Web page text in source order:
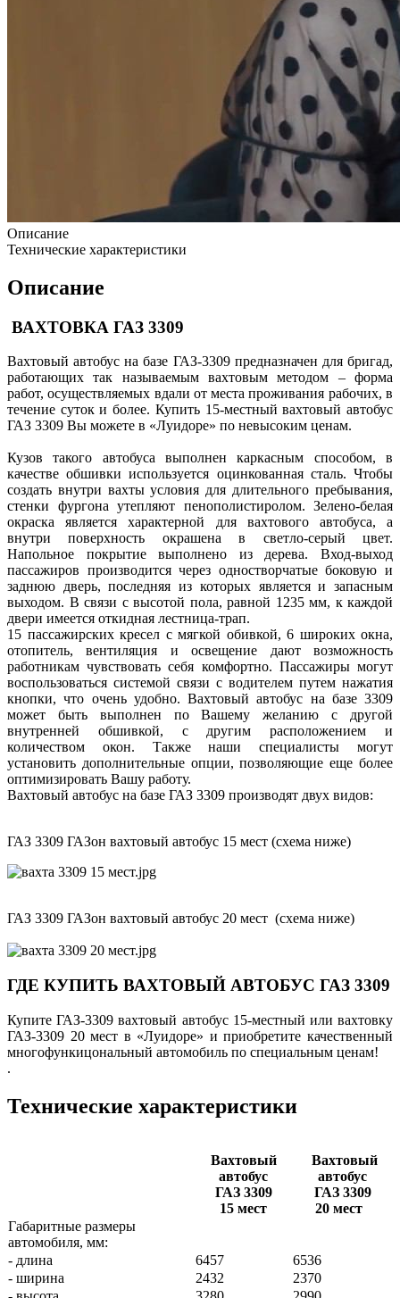
Описание
Технические характеристики
Описание
ВАХТОВКА ГАЗ 3309
Вахтовый автобус на базе ГАЗ-3309 предназначен для бригад,
работающих так называемым вахтовым методом – форма
работ, осуществляемых вдали от места проживания рабочих, в
течение суток и более. Купить 15-местный вахтовый автобус
ГАЗ 3309 Вы можете в «Луидоре» по невысоким ценам.
Кузов такого автобуса выполнен каркасным способом, в
качестве обшивки используется оцинкованная сталь. Чтобы
создать внутри вахты условия для длительного пребывания,
стенки фургона утепляют пенополистиролом. Зелено-белая
окраска является характерной для вахтового автобуса, а
внутри поверхность окрашена в светло-серый цвет.
Напольное покрытие выполнено из дерева. Вход-выход
пассажиров производится через одностворчатые боковую и
заднюю дверь, последняя из которых является и запасным
выходом. В связи с высотой пола, равной 1235 мм, к каждой
двери имеется откидная лестница-трап.
15 пассажирских кресел с мягкой обивкой, 6 широких окна,
отопитель, вентиляция и освещение дают возможность
работникам чувствовать себя комфортно. Пассажиры могут
воспользоваться системой связи с водителем путем нажатия
кнопки, что очень удобно. Вахтовый автобус на базе 3309
может быть выполнен по Вашему желанию с другой
внутренней обшивкой, с другим расположением и
количеством окон. Также наши специалисты могут
установить дополнительные опции, позволяющие еще более
оптимизировать Вашу работу.
Вахтовый автобус на базе ГАЗ 3309 производят двух видов:
ГАЗ 3309 ГАЗон вахтовый автобус 15 мест (схема ниже)
ГАЗ 3309 ГАЗон вахтовый автобус 20 мест (схема ниже)
ГДЕ КУПИТЬ ВАХТОВЫЙ АВТОБУС ГАЗ 3309
Купите ГАЗ-3309 вахтовый автобус 15-местный или вахтовку
ГАЗ-3309 20 мест в «Луидоре» и приобретите качественный
многофункицональный автомобиль по специальным ценам!
.
Технические характеристики
Вахтовый
автобус
ГАЗ 3309
15 мест
Вахтовый
автобус
ГАЗ 3309
20 мест
Габаритные размеры
автомобиля, мм:
- длина
6457
6536
- ширина
2432
2370